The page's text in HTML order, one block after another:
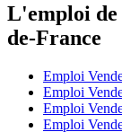
L'emploi de
de-France
Emploi
Emploi
Emploi
Emploi